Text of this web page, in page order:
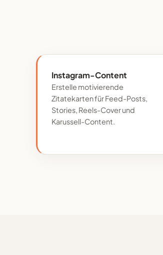
Instagram-Content
Erstelle motivierende
Zitatekarten für Feed-Posts,
Stories, Reels-Cover und
Karussell-Content.